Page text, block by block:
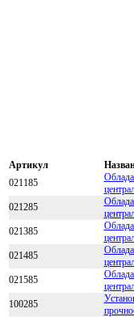
Артикул
021185
021285
021385
021485
021585
100285